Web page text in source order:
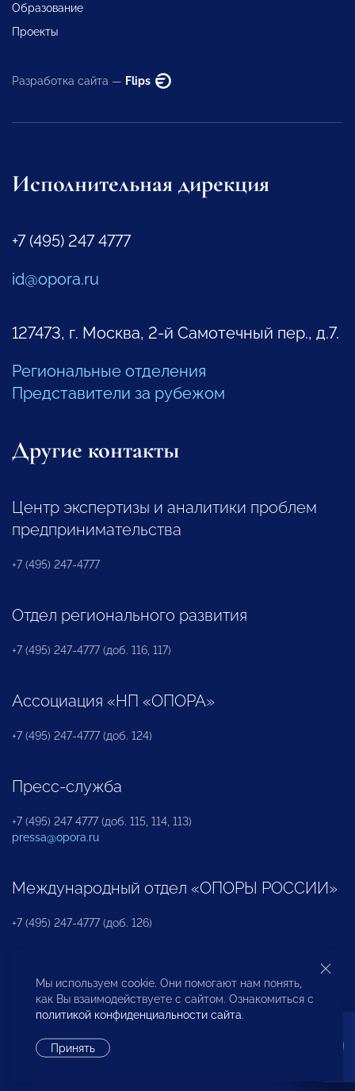
Образование
Проекты
Разработка сайта — Flips
Исполнительная дирекция
+7 (495) 247 4777
id@opora.ru
127473, г. Москва, 2-й Самотечный пер., д.7.
Региональные отделения
Представители за рубежом
Другие контакты
Центр экспертизы и аналитики проблем
предпринимательства
+7 (495) 247-4777
Отдел регионального развития
+7 (495) 247-4777 (доб. 116, 117)
Ассоциация «НП «ОПОРА»
+7 (495) 247-4777 (доб. 124)
Пресс-служба
+7 (495) 247 4777 (доб. 115, 114, 113)
pressa@opora.ru
Международный отдел «ОПОРЫ РОССИИ»
+7 (495) 247-4777 (доб. 126)
Бюро по защите прав предпринимателей и
инвесторов
Мы используем cookie. Они помогают нам понять,
как Вы взаимодействуете с сайтом. Ознакомиться с
политикой конфиденциальности сайта.
Принять